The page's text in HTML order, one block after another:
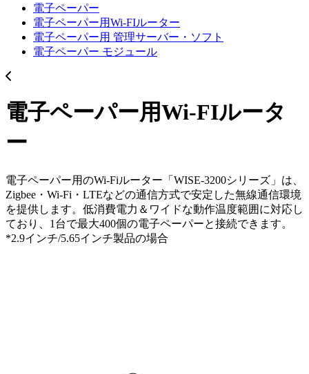
電子ペーパー
電子ペーパー用Wi-FIルーター
電子ペーパー用 管理サーバー・ソフト
電子ペーパー モジュール
電子ペーパー用Wi-FIルータ
ー
電子ペーパー用のWi-Fiルーター「WISE-3200シリーズ」は、
Zigbee・Wi-Fi・LTEなどの通信方式で安定した無線通信環境
を提供します。低消費電力＆ワイドな動作温度範囲に対応し
ており、1台で最大400個の電子ペーパーと接続できます。
*2.9インチ/5.65インチ製品の場合